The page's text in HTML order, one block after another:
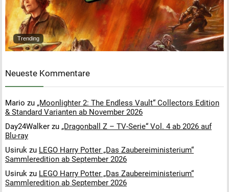
Trending
Neueste Kommentare
Mario zu „Moonlighter 2: The Endless Vault“ Collectors Edition
& Standard Varianten ab November 2026
Day24Walker zu „Dragonball Z – TV-Serie“ Vol. 4 ab 2026 auf
Blu-ray
Usiruk zu LEGO Harry Potter „Das Zaubereiministerium“
Sammleredition ab September 2026
Usiruk zu LEGO Harry Potter „Das Zaubereiministerium“
Sammleredition ab September 2026